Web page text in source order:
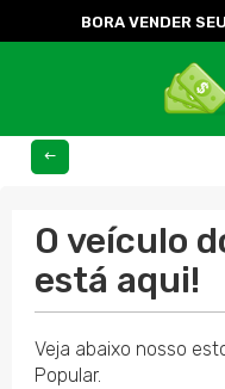
BORA VENDER
O veículo
está aqui!
Veja abaixo nosso
Popular.